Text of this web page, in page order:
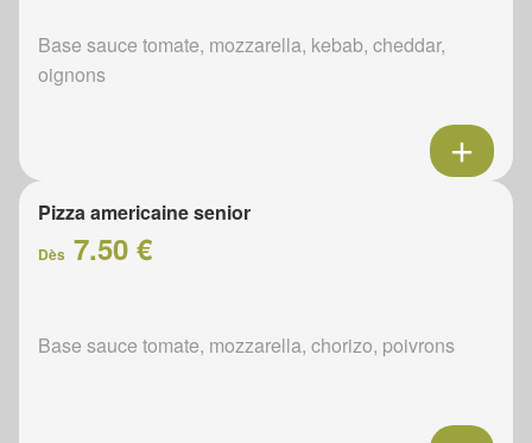
Base sauce tomate, mozzarella, kebab, cheddar,
oignons
Pizza americaine senior
Dès 7.50 €
Base sauce tomate, mozzarella, chorizo, poivrons